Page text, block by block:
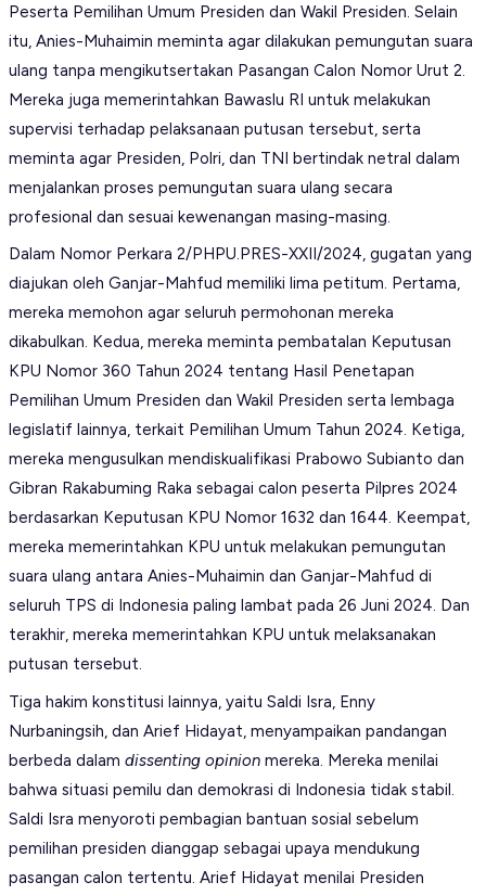
Peserta Pemilihan Umum Presiden dan Wakil Presiden. Selain
itu, Anies-Muhaimin meminta agar dilakukan pemungutan suara
ulang tanpa mengikutsertakan Pasangan Calon Nomor Urut 2.
Mereka juga memerintahkan Bawaslu RI untuk melakukan
supervisi terhadap pelaksanaan putusan tersebut, serta
meminta agar Presiden, Polri, dan TNI bertindak netral dalam
menjalankan proses pemungutan suara ulang secara
profesional dan sesuai kewenangan masing-masing.
Dalam Nomor Perkara 2/PHPU.PRES-XXII/2024, gugatan yang
diajukan oleh Ganjar-Mahfud memiliki lima petitum. Pertama,
mereka memohon agar seluruh permohonan mereka
dikabulkan. Kedua, mereka meminta pembatalan Keputusan
KPU Nomor 360 Tahun 2024 tentang Hasil Penetapan
Pemilihan Umum Presiden dan Wakil Presiden serta lembaga
legislatif lainnya, terkait Pemilihan Umum Tahun 2024. Ketiga,
mereka mengusulkan mendiskualifikasi Prabowo Subianto dan
Gibran Rakabuming Raka sebagai calon peserta Pilpres 2024
berdasarkan Keputusan KPU Nomor 1632 dan 1644. Keempat,
mereka memerintahkan KPU untuk melakukan pemungutan
suara ulang antara Anies-Muhaimin dan Ganjar-Mahfud di
seluruh TPS di Indonesia paling lambat pada 26 Juni 2024. Dan
terakhir, mereka memerintahkan KPU untuk melaksanakan
putusan tersebut.
Tiga hakim konstitusi lainnya, yaitu Saldi Isra, Enny
Nurbaningsih, dan Arief Hidayat, menyampaikan pandangan
berbeda dalamdissenting opinion mereka. Mereka menilai
bahwa situasi pemilu dan demokrasi di Indonesia tidak stabil.
Saldi Isra menyoroti pembagian bantuan sosial sebelum
pemilihan presiden dianggap sebagai upaya mendukung
pasangan calon tertentu. Arief Hidayat menilai Presiden